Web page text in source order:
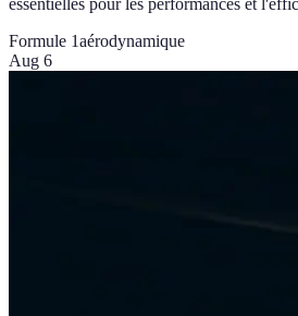
Formule 1aérodynamique
Aug 6